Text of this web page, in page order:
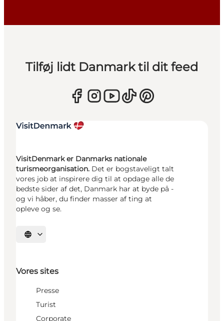
Tilføj lidt Danmark til dit feed
VisitDenmark er Danmarks nationale
turismeorganisation. Det er bogstaveligt talt
vores job at inspirere dig til at opdage alle de
bedste sider af det, Danmark har at byde på -
og vi håber, du finder masser af ting at
opleve og se.
Vælg sprog
Vores sites
Presse
Turist
Corporate